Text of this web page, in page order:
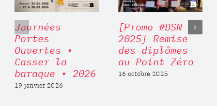
Journées
Portes
Ouvertes •
Casser la
baraque • 2026
19 janvier 2026
[Promo #DSN
2025] Remise
des diplômes
au Point Zéro
16 octobre 2025